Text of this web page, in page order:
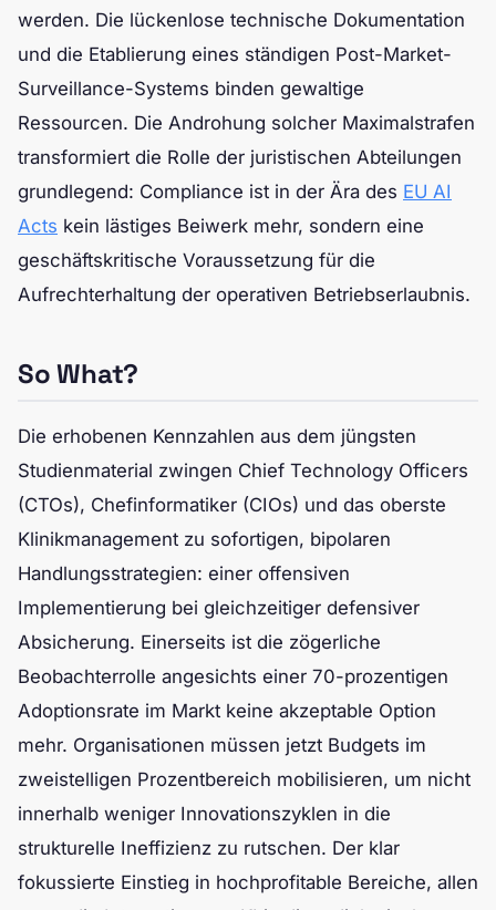
werden. Die lückenlose technische Dokumentation
und die Etablierung eines ständigen Post-Market-
Surveillance-Systems binden gewaltige
Ressourcen. Die Androhung solcher Maximalstrafen
transformiert die Rolle der juristischen Abteilungen
grundlegend: Compliance ist in der Ära des EU AI
Acts kein lästiges Beiwerk mehr, sondern eine
geschäftskritische Voraussetzung für die
Aufrechterhaltung der operativen Betriebserlaubnis.
So What?
Die erhobenen Kennzahlen aus dem jüngsten
Studienmaterial zwingen Chief Technology Officers
(CTOs), Chefinformatiker (CIOs) und das oberste
Klinikmanagement zu sofortigen, bipolaren
Handlungsstrategien: einer offensiven
Implementierung bei gleichzeitiger defensiver
Absicherung. Einerseits ist die zögerliche
Beobachterrolle angesichts einer 70-prozentigen
Adoptionsrate im Markt keine akzeptable Option
mehr. Organisationen müssen jetzt Budgets im
zweistelligen Prozentbereich mobilisieren, um nicht
innerhalb weniger Innovationszyklen in die
strukturelle Ineffizienz zu rutschen. Der klar
fokussierte Einstieg in hochprofitable Bereiche, allen